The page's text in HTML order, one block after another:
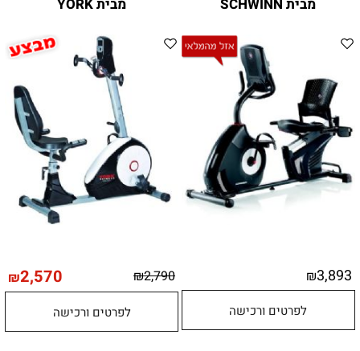
מבית SCHWINN
₪3,893
לפרטים ורכישה
מבית YORK
₪2,790
₪2,570
לפרטים ורכישה